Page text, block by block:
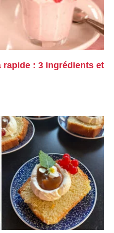
rapide : 3 ingrédients et